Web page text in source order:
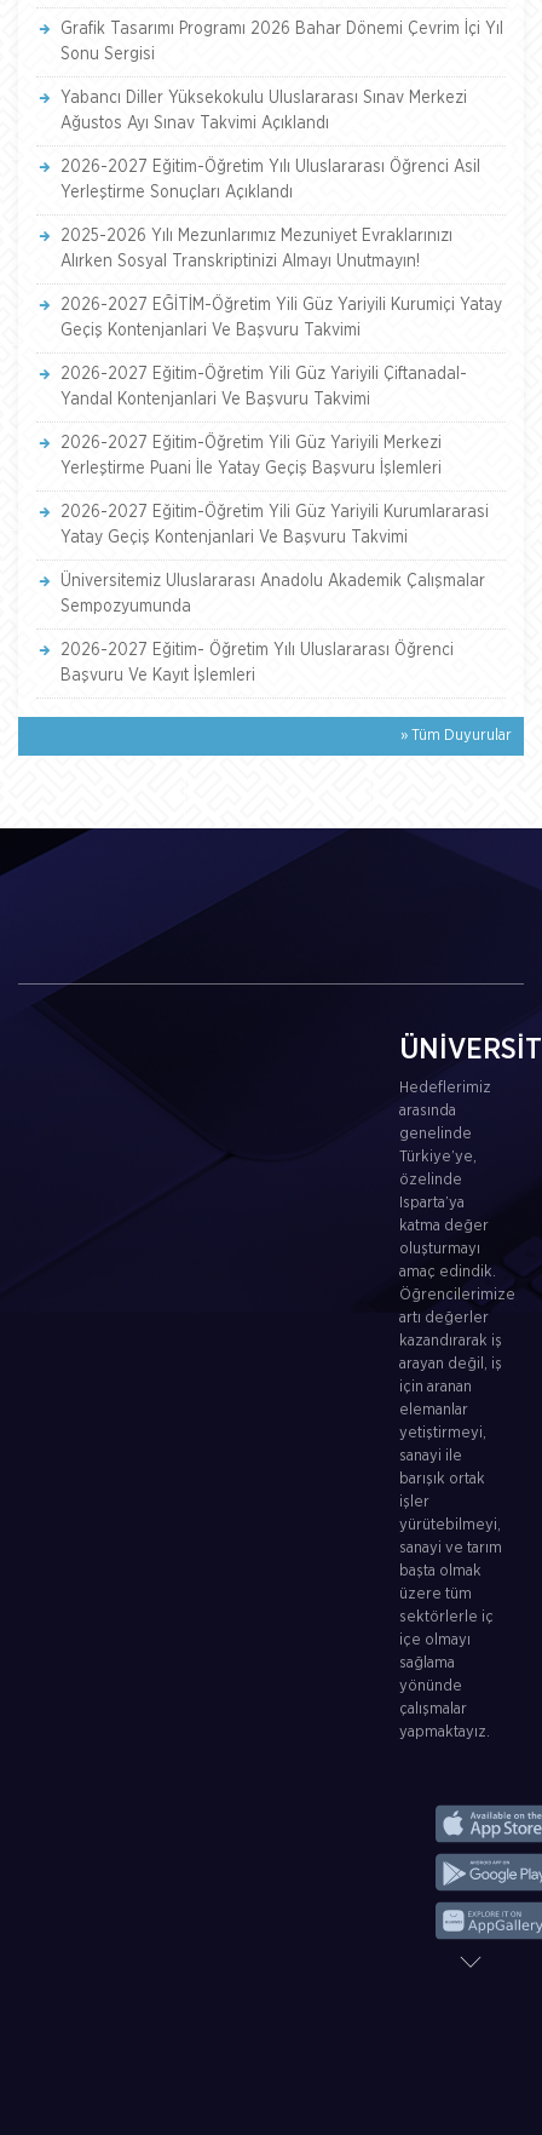
Grafik Tasarımı Programı 2026 Bahar Dönemi Çevrim İçi Yıl
Sonu Sergisi
Yabancı Diller Yüksekokulu Uluslararası Sınav Merkezi
Ağustos Ayı Sınav Takvimi Açıklandı
2026-2027 Eğitim-Öğretim Yılı Uluslararası Öğrenci Asil
Yerleştirme Sonuçları Açıklandı
2025-2026 Yılı Mezunlarımız Mezuniyet Evraklarınızı
Alırken Sosyal Transkriptinizi Almayı Unutmayın!
2026-2027 EĞİTİM-Öğretim Yili Güz Yariyili Kurumiçi Yatay
Geçiş Kontenjanlari Ve Başvuru Takvimi
2026-2027 Eğitim-Öğretim Yili Güz Yariyili Çiftanadal-
Yandal Kontenjanlari Ve Başvuru Takvimi
2026-2027 Eğitim-Öğretim Yili Güz Yariyili Merkezi
Yerleştirme Puani İle Yatay Geçiş Başvuru İşlemleri
2026-2027 Eğitim-Öğretim Yili Güz Yariyili Kurumlararasi
Yatay Geçiş Kontenjanlari Ve Başvuru Takvimi
Üniversitemiz Uluslararası Anadolu Akademik Çalışmalar
Sempozyumunda
2026-2027 Eğitim- Öğretim Yılı Uluslararası Öğrenci
Başvuru Ve Kayıt İşlemleri
» Tüm Duyurular
Hedeflerimiz
arasında
genelinde
Türkiye’ye,
özelinde
Isparta’ya
katma değer
oluşturmayı
amaç edindik.
Öğrencilerimize
artı değerler
kazandırarak iş
arayan değil, iş
için aranan
elemanlar
yetiştirmeyi,
sanayi ile
barışık ortak
işler
yürütebilmeyi,
sanayi ve tarım
başta olmak
üzere tüm
sektörlerle iç
içe olmayı
sağlama
yönünde
çalışmalar
yapmaktayız.